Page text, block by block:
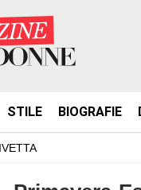
STILE BIOGRAFIE